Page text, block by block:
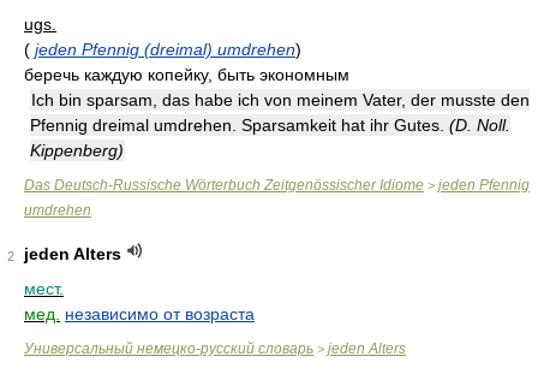
ugs.
( jeden Pfennig (dreimal) umdrehen)
беречь каждую копейку, быть экономным
Ich bin sparsam, das habe ich von meinem Vater, der musste den
Pfennig dreimal umdrehen. Sparsamkeit hat ihr Gutes. (D. Noll.
Kippenberg)
Das Deutsch-Russische Wörterbuch Zeitgenössischer Idiome > jeden Pfennig
umdrehen
2
jeden Alters
мест.
мед.
независимо от возраста
Универсальный немецко-русский словарь > jeden Alters